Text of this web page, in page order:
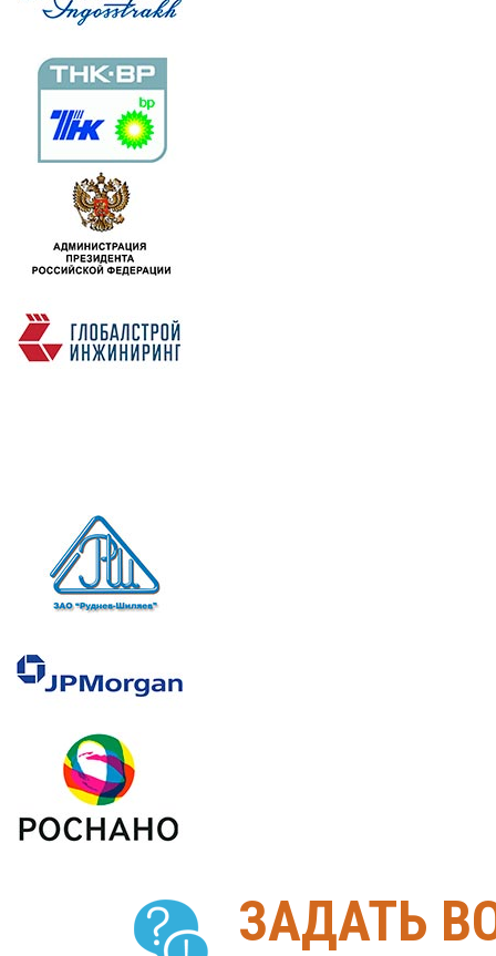
ЗАДАТЬ